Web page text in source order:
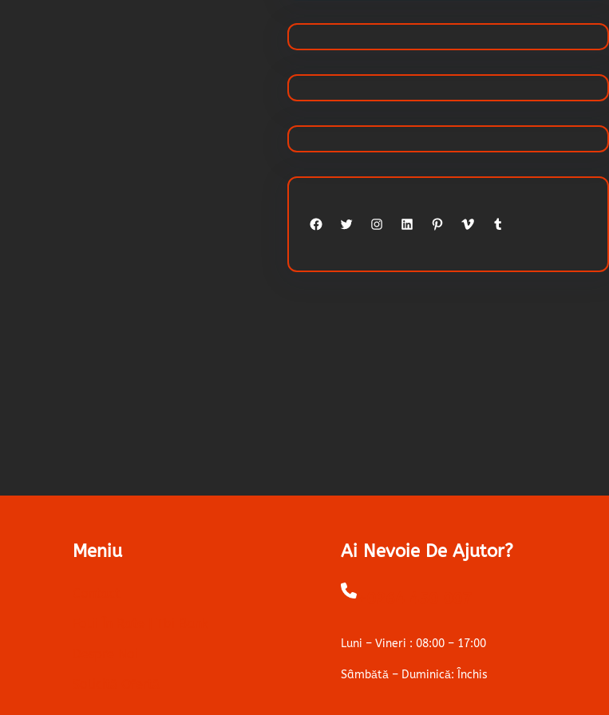
Facebook Twitter Instagram LinkedIn Pinterest Vimeo Tumblr
Meniu Ai Nevoie De Ajutor?
Luni – Vineri : 08:00 – 17:00
Sâmbătă – Duminică: Închis